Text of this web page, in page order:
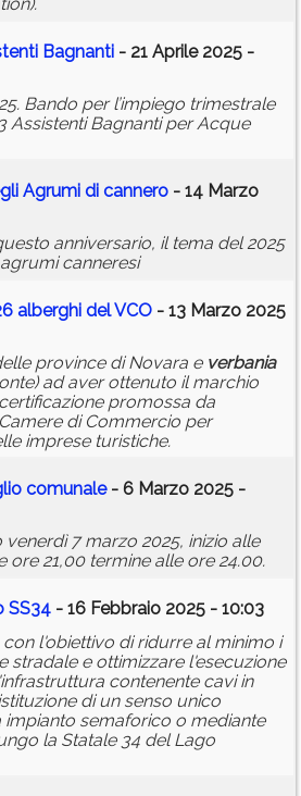
Bagnanti - 21 Aprile 2025 -
Bando per l’impiego trimestrale
Assistenti Bagnanti per Acque
Agrumi di cannero - 14 Marzo
anniversario, il tema del 2025
canneresi
alberghi del VCO - 13 Marzo 2025
province di Novara e verbania
ad aver ottenuto il marchio
certificazione promossa da
di Commercio per
imprese turistiche.
comunale- 6 Marzo 2025 -
7 marzo 2025, inizio alle
ore 21,00 termine alle ore 24.00.
SS34 - 16 Febbraio 2025 - 10:03
con l'obiettivo di ridurre al minimo i
stradale e ottimizzare l'esecuzione
contenente cavi in
di un senso unico
semaforico o mediante
la Statale 34 del Lago